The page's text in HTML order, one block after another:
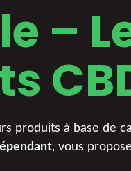
–
produits à base de
, vous